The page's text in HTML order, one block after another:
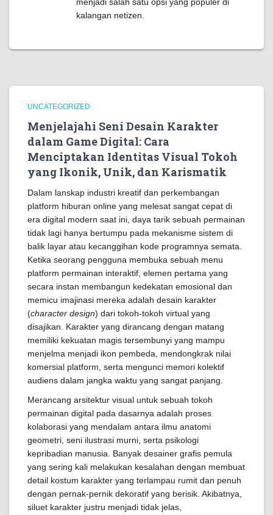
kalangan netizen.
UNCATEGORIZED
Menjelajahi Seni Desain Karakter
dalam Game Digital: Cara
Menciptakan Identitas Visual Tokoh
yang Ikonik, Unik, dan Karismatik
Dalam lanskap industri kreatif dan perkembangan
platform hiburan online yang melesat sangat cepat di
era digital modern saat ini, daya tarik sebuah permainan
tidak lagi hanya bertumpu pada mekanisme sistem di
balik layar atau kecanggihan kode programnya semata.
Ketika seorang pengguna membuka sebuah menu
platform permainan interaktif, elemen pertama yang
secara instan membangun kedekatan emosional dan
memicu imajinasi mereka adalah desain karakter
(character design) dari tokoh-tokoh virtual yang
disajikan. Karakter yang dirancang dengan matang
memiliki kekuatan magis tersembunyi yang mampu
menjelma menjadi ikon pembeda, mendongkrak nilai
komersial platform, serta mengunci memori kolektif
audiens dalam jangka waktu yang sangat panjang.
Merancang arsitektur visual untuk sebuah tokoh
permainan digital pada dasarnya adalah proses
kolaborasi yang mendalam antara ilmu anatomi
geometri, seni ilustrasi murni, serta psikologi
kepribadian manusia. Banyak desainer grafis pemula
yang sering kali melakukan kesalahan dengan membuat
detail kostum karakter yang terlampau rumit dan penuh
dengan pernak-pernik dekoratif yang berisik. Akibatnya,
siluet karakter justru menjadi tidak jelas,